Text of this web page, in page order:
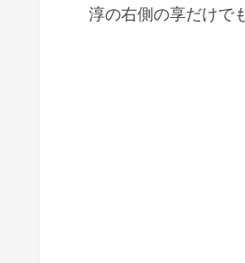
淳の右側の享だけで